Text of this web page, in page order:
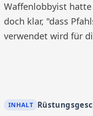
Waffenlobbyist
doch klar, "dass
verwendet wird für